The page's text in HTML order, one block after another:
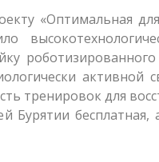
«Оптимальная
тренировок для
Бурятии